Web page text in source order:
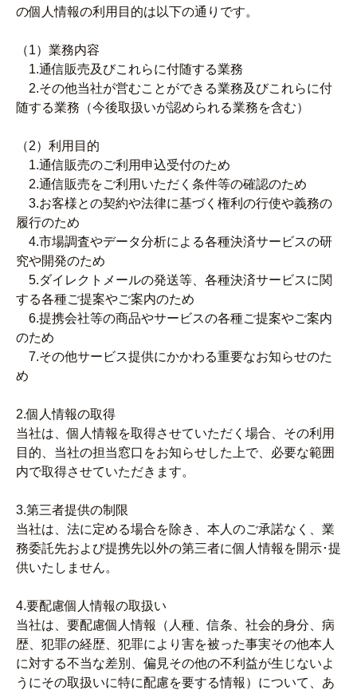
の個人情報の利用目的は以下の通りです。
（1）業務内容
1.通信販売及びこれらに付随する業務
2.その他当社が営むことができる業務及びこれらに付
随する業務（今後取扱いが認められる業務を含む）
（2）利用目的
1.通信販売のご利用申込受付のため
2.通信販売をご利用いただく条件等の確認のため
3.お客様との契約や法律に基づく権利の行使や義務の
履行のため
4.市場調査やデータ分析による各種決済サービスの研
究や開発のため
5.ダイレクトメールの発送等、各種決済サービスに関
する各種ご提案やご案内のため
6.提携会社等の商品やサービスの各種ご提案やご案内
のため
7.その他サービス提供にかかわる重要なお知らせのた
め
2.個人情報の取得
当社は、個人情報を取得させていただく場合、その利用
目的、当社の担当窓口をお知らせした上で、必要な範囲
内で取得させていただきます。
3.第三者提供の制限
当社は、法に定める場合を除き、本人のご承諾なく、業
務委託先および提携先以外の第三者に個人情報を開示･提
供いたしません。
4.要配慮個人情報の取扱い
当社は、要配慮個人情報（人種、信条、社会的身分、病
歴、犯罪の経歴、犯罪により害を被った事実その他本人
に対する不当な差別、偏見その他の不利益が生じないよ
うにその取扱いに特に配慮を要する情報）について、あ